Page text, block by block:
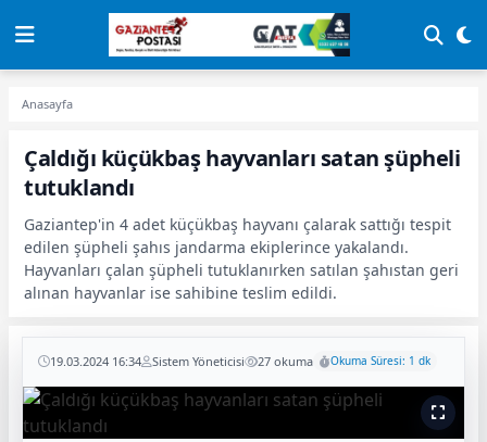
Anasayfa
Çaldığı küçükbaş hayvanları satan şüpheli
tutuklandı
Gaziantep'in 4 adet küçükbaş hayvanı çalarak sattığı tespit
edilen şüpheli şahıs jandarma ekiplerince yakalandı.
Hayvanları çalan şüpheli tutuklanırken satılan şahıstan geri
alınan hayvanlar ise sahibine teslim edildi.
19.03.2024 16:34 Sistem Yöneticisi 27 okuma Okuma Süresi: 1 dk